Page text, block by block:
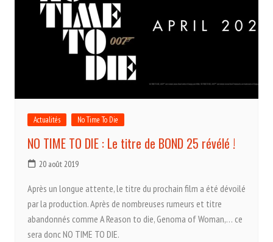
Actualités No Time To Die
NO TIME TO DIE : Le titre de BOND 25 révélé !
20 août 2019
Après un longue attente, le titre du prochain film a été dévoilé
par la production. Après de nombreuses rumeurs et titre
abandonnés comme A Reason to die, Genoma of Woman,… ce
sera donc NO TIME TO DIE.